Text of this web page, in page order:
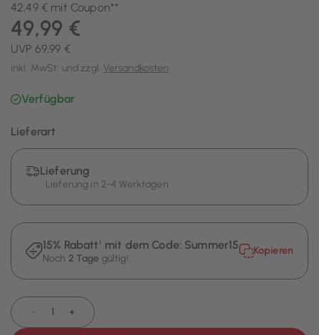
42,49 € mit Coupon**
UVP 69,99 €
49,99 €
inkl. MwSt. und zzgl. Versandkosten
Verfügbar
Lieferart
Lieferung
Lieferung in 2-4 Werktagen
15% Rabatt¹ mit dem Code: Summer15
Noch 2 Tage gültig!
Kopieren
+